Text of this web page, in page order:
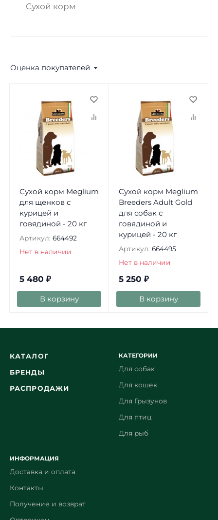
Сухой корм
Оценка покупателей
Сухой корм Meglium
для щенков с
курицей и
говядиной - 20 кг
Артикул: 664492
Нет в наличии
5 480 ₽
В корзину
Сухой корм Meglium
Breeders Adult Gold
для собак с
говядиной и
курицей - 20 кг
Артикул: 664495
Нет в наличии
5 250 ₽
В корзину
КАТАЛОГ
БРЕНДЫ
РАСПРОДАЖИ
КАТЕГОРИИ
Для собак
Для кошек
Для Грызунов
Для птиц
Для рыб
ИНФОРМАЦИЯ
Доставка и оплата
Контакты
Получение и возврат